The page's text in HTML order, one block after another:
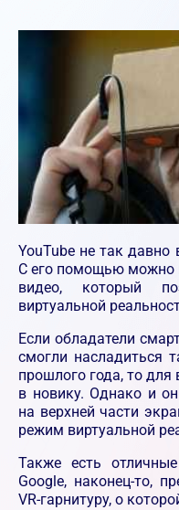
YouTube не так
С его помощью можно
видео, который
виртуальной
Если обладатели
смогли насладиться
прошлого года, то
в новику. Однако и
на верхней части
режим виртуальной
Также есть
Google, наконец-то,
VR-гарнитуру, о